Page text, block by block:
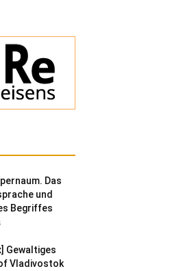
Das
und
Begriffes
Gewaltiges
Vladivostok